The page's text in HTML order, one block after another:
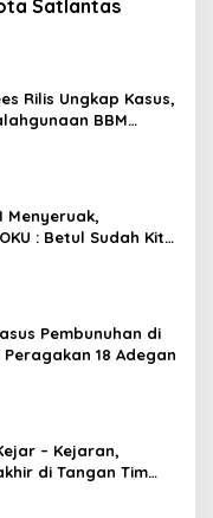
Satlantas
Rilis Ungkap Kasus,
BBM
Menyeruak,
: Betul Sudah Kita
Pembunuhan di
Peragakan 18 Adegan
– Kejaran,
di Tangan Tim
Kaki